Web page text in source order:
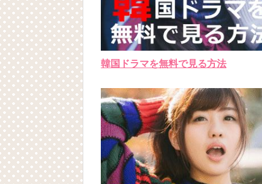
韓国ドラマを無料で見る方法